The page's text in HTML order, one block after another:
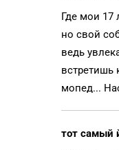
Где мои 17
но свой
ведь
встретишь
мопед...
тот самый